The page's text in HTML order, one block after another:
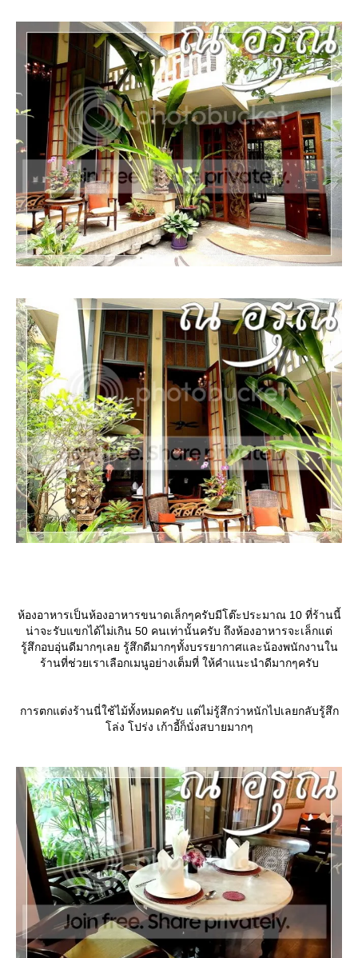
ห้องอาหารเป็นห้องอาหารขนาดเล็กๆครับมีโต๊ะประมาณ 10 ที่ร้านนี้
น่าจะรับแขกได้ไม่เกิน 50 คนเท่านั้นครับ ถึงห้องอาหารจะเล็กแต่
รู้สึกอบอุ่นดีมากๆเลย รู้สึกดีมากๆทั้งบรรยากาศและน้องพนักงานใน
ร้านที่ช่วยเราเลือกเมนูอย่างเต็มที่ ให้คำแนะนำดีมากๆครับ
การตกแต่งร้านนี่ใช้ไม้ทั้งหมดครับ แต่ไม่รู้สึกว่าหนักไปเลยกลับรู้สึก
ล่ง โปร่ง เก้าอี้ก็นั่งสบายมากๆ